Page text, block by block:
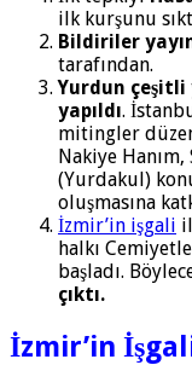
ilk kurşunu
Bildiriler
tarafından.
Yurdun
yapıldı.
mitingler
Nakiye
(Yurdakul)
oluşmasına
İzmir’in işgali
halkı
başladı.
çıktı.
İzmir’in